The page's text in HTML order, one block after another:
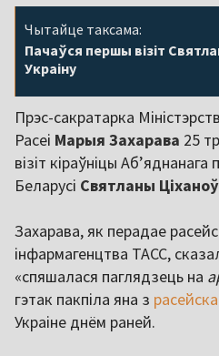
Чытайце таксама:
Пачаўся першы візіт
Украіну
Прэс-сакратарка
Расеі Марыя Захарава 25
візіт кіраўніцы
Беларусі Святланы
Захарава, як перадае
інфармагенцтва ТАСС,
«спяшалася паглядзець на
гэтак пакпіла яна з
Украіне днём раней.